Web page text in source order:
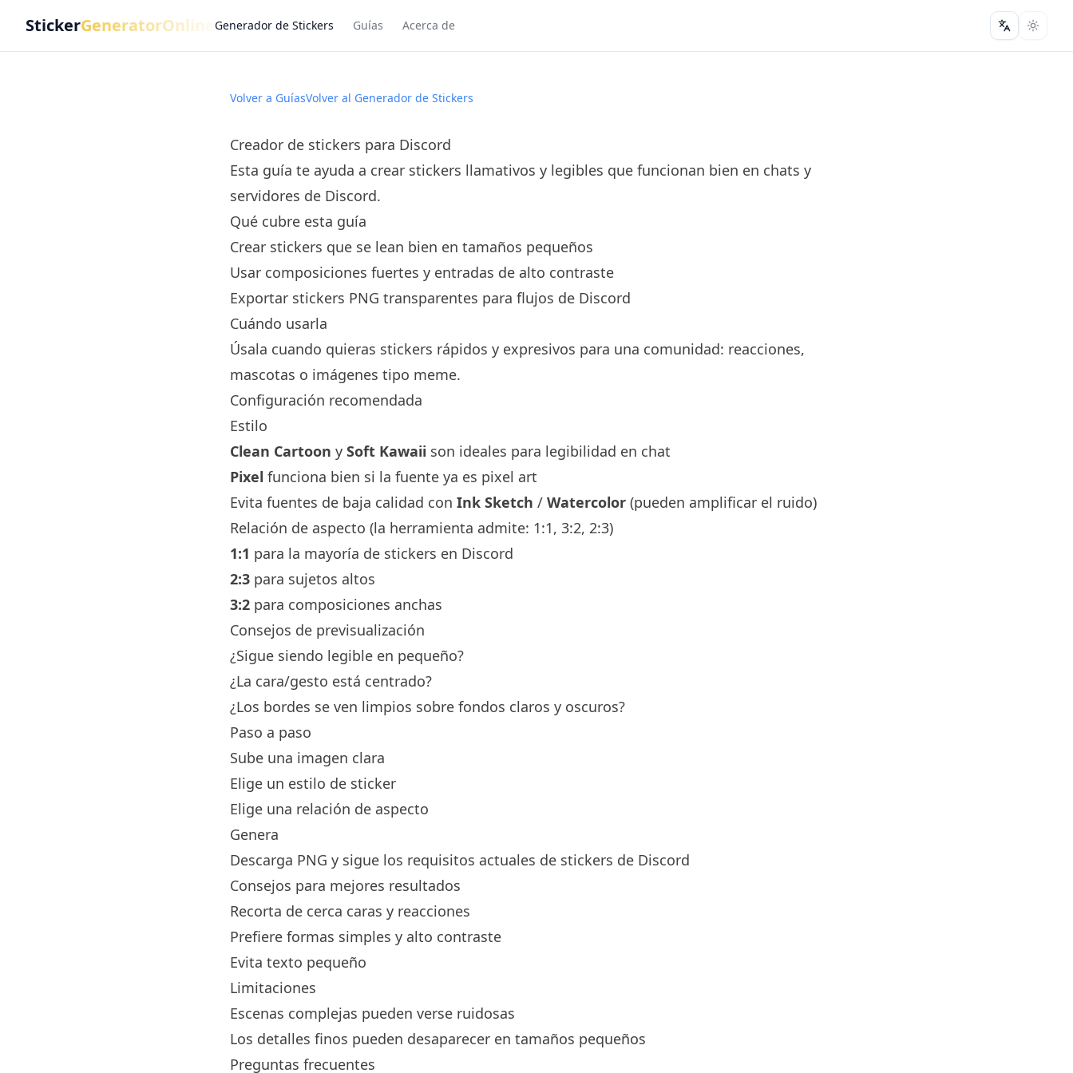
StickerGeneratorOnline Generador de Stickers Guías Acerca de Change
Volver a GuíasVolver al Generador de Stickers
Creador de stickers para Discord
Esta guía te ayuda a crear stickers llamativos y legibles que funcionan bien en chats y
servidores de Discord.
Qué cubre esta guía
Crear stickers que se lean bien en tamaños pequeños
Usar composiciones fuertes y entradas de alto contraste
Exportar stickers PNG transparentes para flujos de Discord
Cuándo usarla
Úsala cuando quieras stickers rápidos y expresivos para una comunidad: reacciones,
mascotas o imágenes tipo meme.
Configuración recomendada
Estilo
Clean Cartoon y Soft Kawaii son ideales para legibilidad en chat
Pixel funciona bien si la fuente ya es pixel art
Evita fuentes de baja calidad con Ink Sketch / Watercolor (pueden amplificar el ruido)
Relación de aspecto (la herramienta admite: 1:1, 3:2, 2:3)
1:1 para la mayoría de stickers en Discord
2:3 para sujetos altos
3:2 para composiciones anchas
Consejos de previsualización
¿Sigue siendo legible en pequeño?
¿La cara/gesto está centrado?
¿Los bordes se ven limpios sobre fondos claros y oscuros?
Paso a paso
Sube una imagen clara
Elige un estilo de sticker
Elige una relación de aspecto
Genera
Descarga PNG y sigue los requisitos actuales de stickers de Discord
Consejos para mejores resultados
Recorta de cerca caras y reacciones
Prefiere formas simples y alto contraste
Evita texto pequeño
Limitaciones
Escenas complejas pueden verse ruidosas
Los detalles finos pueden desaparecer en tamaños pequeños
Preguntas frecuentes